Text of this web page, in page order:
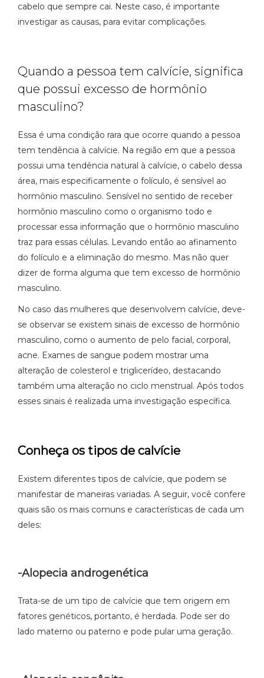
cabelo que sempre cai. Neste caso, é importante
investigar as causas, para evitar complicações.
Quando a pessoa tem calvície, significa
que possui excesso de hormônio
masculino?
Essa é uma condição rara que ocorre quando a pessoa
tem tendência à calvície. Na região em que a pessoa
possui uma tendência natural à calvície, o cabelo dessa
área, mais especificamente o folículo, é sensível ao
hormônio masculino. Sensível no sentido de receber
hormônio masculino como o organismo todo e
processar essa informação que o hormônio masculino
traz para essas células. Levando então ao afinamento
do folículo e a eliminação do mesmo. Mas não quer
dizer de forma alguma que tem excesso de hormônio
masculino.
No caso das mulheres que desenvolvem calvície, deve-
se observar se existem sinais de excesso de hormônio
masculino, como o aumento de pelo facial, corporal,
acne. Exames de sangue podem mostrar uma
alteração de colesterol e triglicerídeo, destacando
também uma alteração no ciclo menstrual. Após todos
esses sinais é realizada uma investigação específica.
Conheça os tipos de calvície
Existem diferentes tipos de calvície, que podem se
manifestar de maneiras variadas. A seguir, você confere
quais são os mais comuns e características de cada um
deles:
-Alopecia androgenética
Trata-se de um tipo de calvície que tem origem em
fatores genéticos, portanto, é herdada. Pode ser do
lado materno ou paterno e pode pular uma geração.